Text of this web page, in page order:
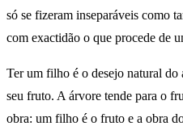
só se fizeram inseparáveis como
com exactidão o que procede de
Ter um filho é o desejo natural do
seu fruto. A árvore tende para o
obra: um filho é o fruto e a obra